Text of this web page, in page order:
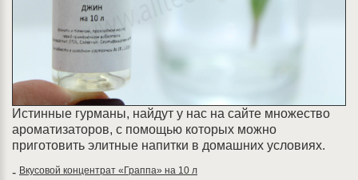
Истинные гурманы, найдут у нас на сайте множество
ароматизаторов, с помощью которых можно
приготовить элитные напитки в домашних условиях.
- Вкусовой концентрат «Граппа» на 10 л